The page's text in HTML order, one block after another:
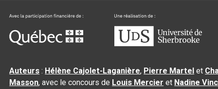
Auteurs : Hélène Cajolet-Laganière, Pierre Martel et
Masson, avec le concours de Louis Mercier et Nadine